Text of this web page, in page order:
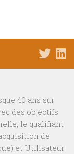
40 ans sur
des objectifs
le qualifiant
de
et Utilisateur